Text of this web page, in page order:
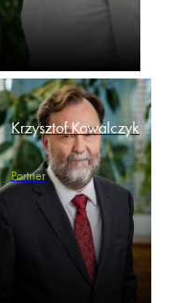
Krzysztof Kowalczyk
Partner